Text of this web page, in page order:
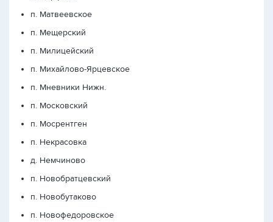
п. Матвеевское
п. Мещерский
п. Милицейский
п. Михайлово-Ярцевское
п. Мневники Нижн.
п. Московский
п. Мосрентген
п. Некрасовка
д. Немчиново
п. Новобратцевский
п. Новобутаково
п. Новофедоровское